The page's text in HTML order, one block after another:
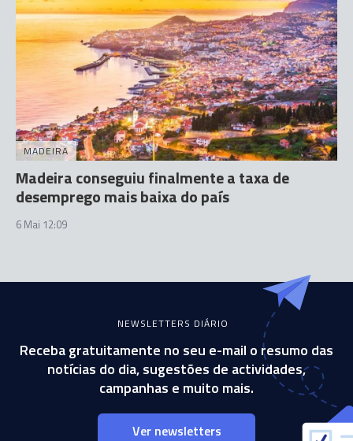
MADEIRA
Madeira conseguiu finalmente a taxa de
desemprego mais baixa do país
6 Mai 12:09
NEWSLETTERS DIÁRIO
Receba gratuitamente no seu e-mail o resumo das
notícias do dia, sugestões de actividades,
campanhas e muito mais.
Ver newsletters